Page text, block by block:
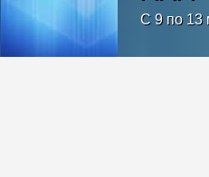
C 9 по 13